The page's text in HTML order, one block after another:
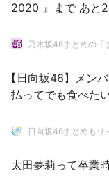
2020 』まで あと2
乃木坂46まとめの「
【日向坂46】メン
払ってでも食べた
日向坂46まとめもり
太田夢莉って卒業